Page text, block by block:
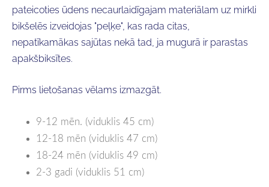
pateicoties ūdens necaurlaidīgajam materiālam uz mirkli
bikšelēs izveidojas "peļķe", kas rada citas,
nepatīkamākas sajūtas nekā tad, ja mugurā ir parastas
apakšbiksītes.
Pirms lietošanas vēlams izmazgāt.
9-12 mēn. (viduklis 45 cm)
12-18 mēn (viduklis 47 cm)
18-24 mēn (viduklis 49 cm)
2-3 gadi (viduklis 51 cm)